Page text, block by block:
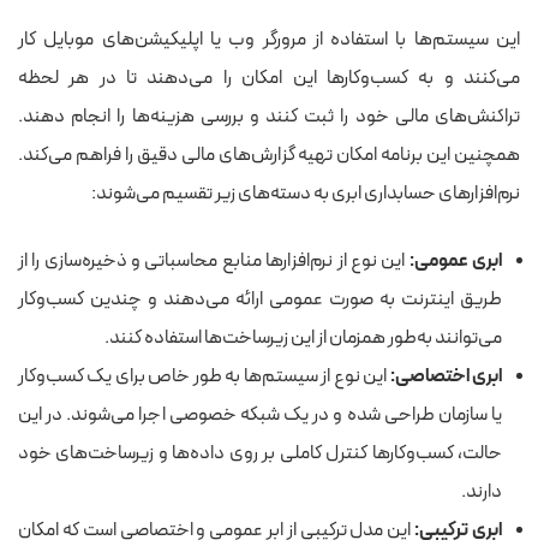
این سیستم‌ها با استفاده از مرورگر وب یا اپلیکیشن‌های موبایل کار
می‌کنند و به کسب‌وکارها این امکان را می‌دهند تا در هر لحظه
تراکنش‌های مالی خود را ثبت کنند و بررسی هزینه‌ها را انجام دهند.
همچنین این برنامه امکان تهیه گزارش‌های مالی دقیق را فراهم می‌کند.
نرم‌افزارهای حسابداری ابری به دسته‌های زیر تقسیم می‌شوند:
ابری عمومی: این نوع از نرم‌افزارها منابع محاسباتی و ذخیره‌سازی را از
طریق اینترنت به صورت عمومی ارائه می‌دهند و چندین کسب‌وکار
می‌توانند به‌طور همزمان از این زیرساخت‌ها استفاده کنند.
ابری اختصاصی:این نوع از سیستم‌ها به طور خاص برای یک کسب‌وکار
یا سازمان طراحی شده و در یک شبکه خصوصی اجرا می‌شوند. در این
حالت، کسب‌وکارها کنترل کاملی بر روی داده‌ها و زیرساخت‌های خود
دارند.
ابری ترکیبی:این مدل ترکیبی از ابر عمومی و اختصاصی است که امکان